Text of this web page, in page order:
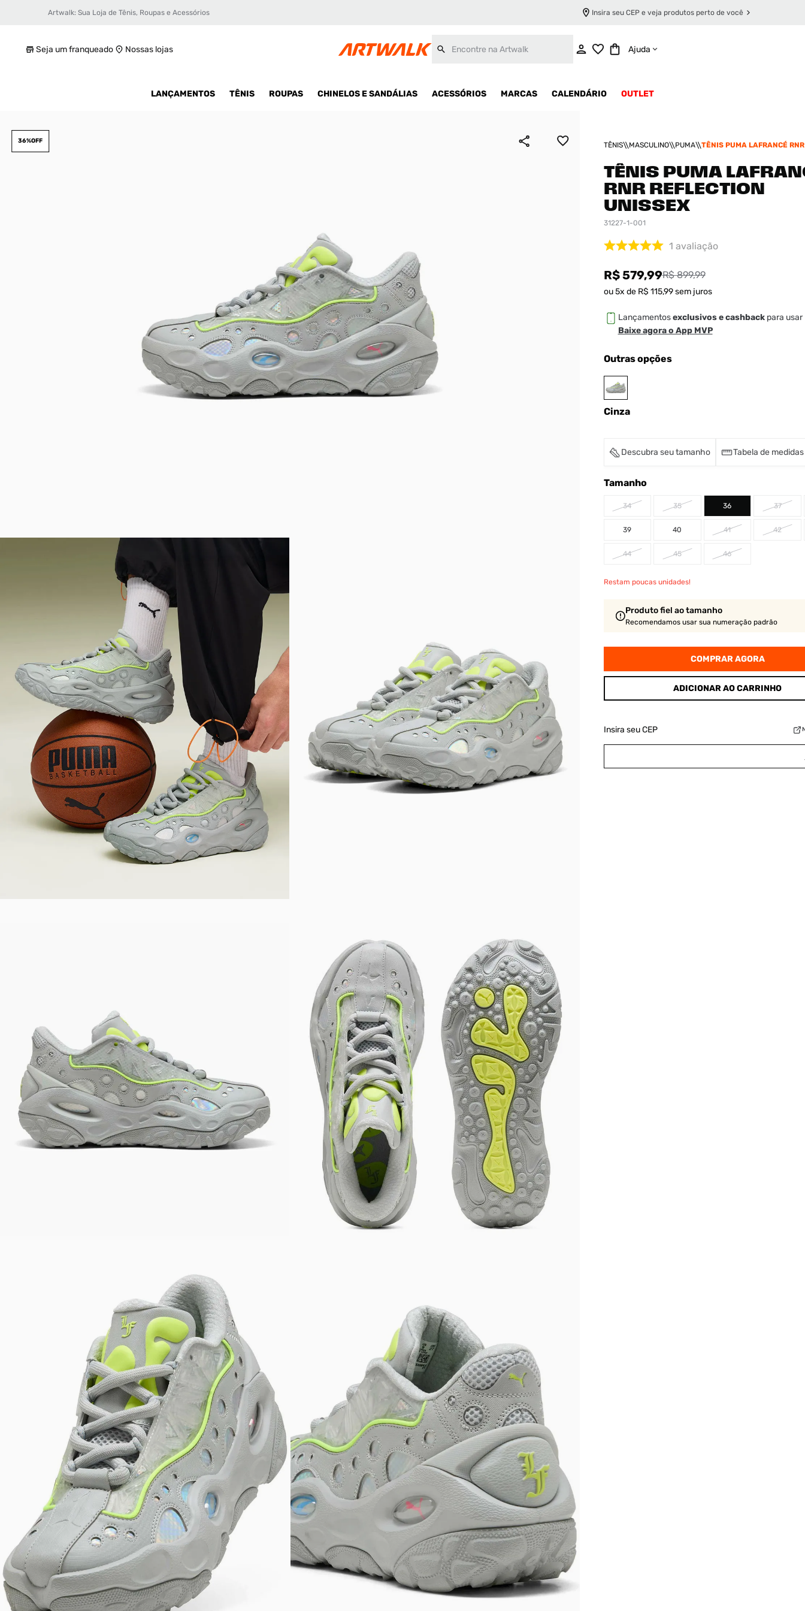
Artwalk: Sua Loja de Tênis, Roupas e Acessórios Insira seu CEP e veja produtos perto de você
Bem-Vindo à artwalk
Para ter uma melhor experiência de compra, insira seu CEP
e veja a seleção de produtos disponíveis para sua região
BUSCAR
Seja um franqueado Nossas lojas Ajuda
LANÇAMENTOS TÊNIS ROUPAS CHINELOS E SANDÁLIAS ACESSÓRIOS MARCAS CALENDÁRIO OUTLET
36%OFF TÊNIS MASCULINO PUMA
TÊNIS PUMA LAFRANCÉ
TÊNIS PUMA
RNR REFLECTION
UNISSEX
31227-1-001
1 avaliação
R$ 579,99R$ 899,99
ou5x de R$ 115,99sem juros
Lançamentosexclusivos e cashbackpara usar
Baixe agora o App MVP
Outras opções
Cinza
Descubra seu tamanho Tabela de medidas
Tamanho
34 35 36 37
39 40 41 42
44 45 46
Restam poucas unidades!
Produto fiel ao tamanho
Recomendamos usar sua numeração padrão
COMPRAR AGORA
ADICIONAR AO CARRINHO
Insira seu CEP
Tênis Puma LaFrancé RNR Reflection Unissex